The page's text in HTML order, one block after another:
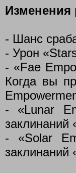
Изменения
- Шанс
- Урон
- «Fae
Когда вы
- «Lunar
заклинаний
- «Solar
заклинаний